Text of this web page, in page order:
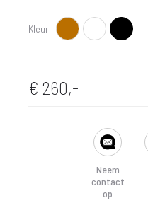
Kleur
Bruin Wit Zwart
€ 260,-
Neem
contact
op